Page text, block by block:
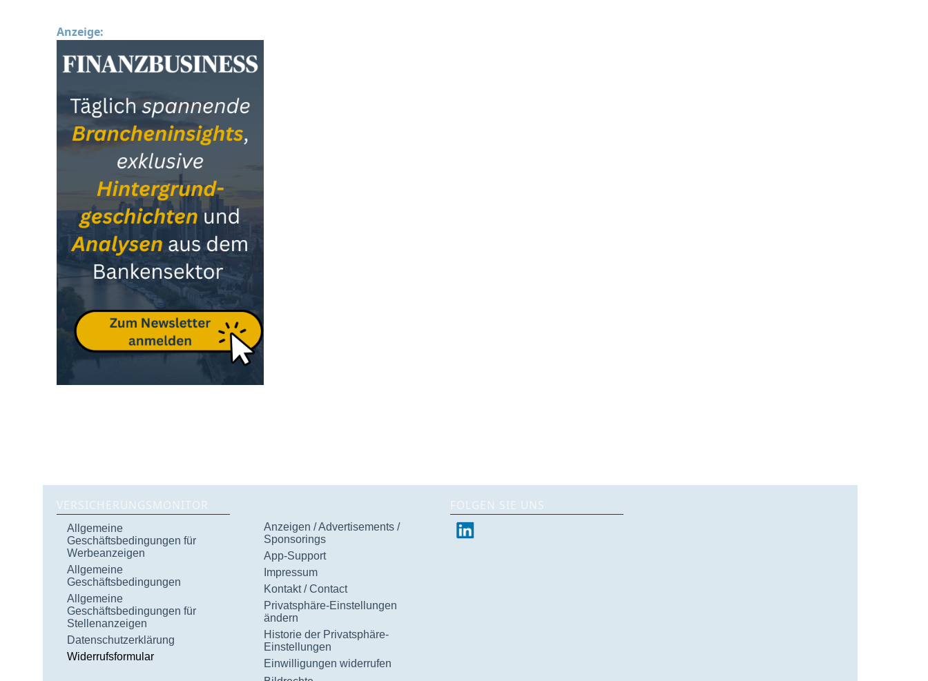
Anzeige:
VERSICHERUNGSMONITOR
Allgemeine
Geschäftsbedingungen für
Werbeanzeigen
Allgemeine
Geschäftsbedingungen
Allgemeine
Geschäftsbedingungen für
Stellenanzeigen
Datenschutzerklärung
Widerrufsformular
Anzeigen / Advertisements /
Sponsorings
App-Support
Impressum
Kontakt / Contact
Privatsphäre-Einstellungen
ändern
Historie der Privatsphäre-
Einstellungen
Einwilligungen widerrufen
FOLGEN SIE UNS